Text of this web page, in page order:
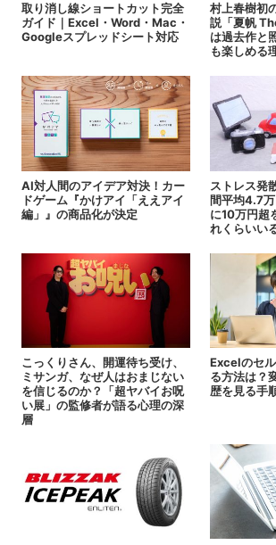
取り消し線ショートカット完全
ガイド｜Excel・Word・Mac・
Googleスプレッドシート対応
村上春樹初
説「夏帆
は過去作と
も楽しめる
AI対人間のアイデア対決！カー
ドゲーム『かけアイ「ええアイ
編」』の商品化が決定
ストレス発
間平均4.7
に10万円超
れくらいい
こっくりさん、開運待ち受け、
ミサンガ、なぜ人はおまじない
を信じるのか？「超ヤバイお呪
い展」の監修者が語る心理の深
層
Excelのセ
る方法は？
歴を見る手